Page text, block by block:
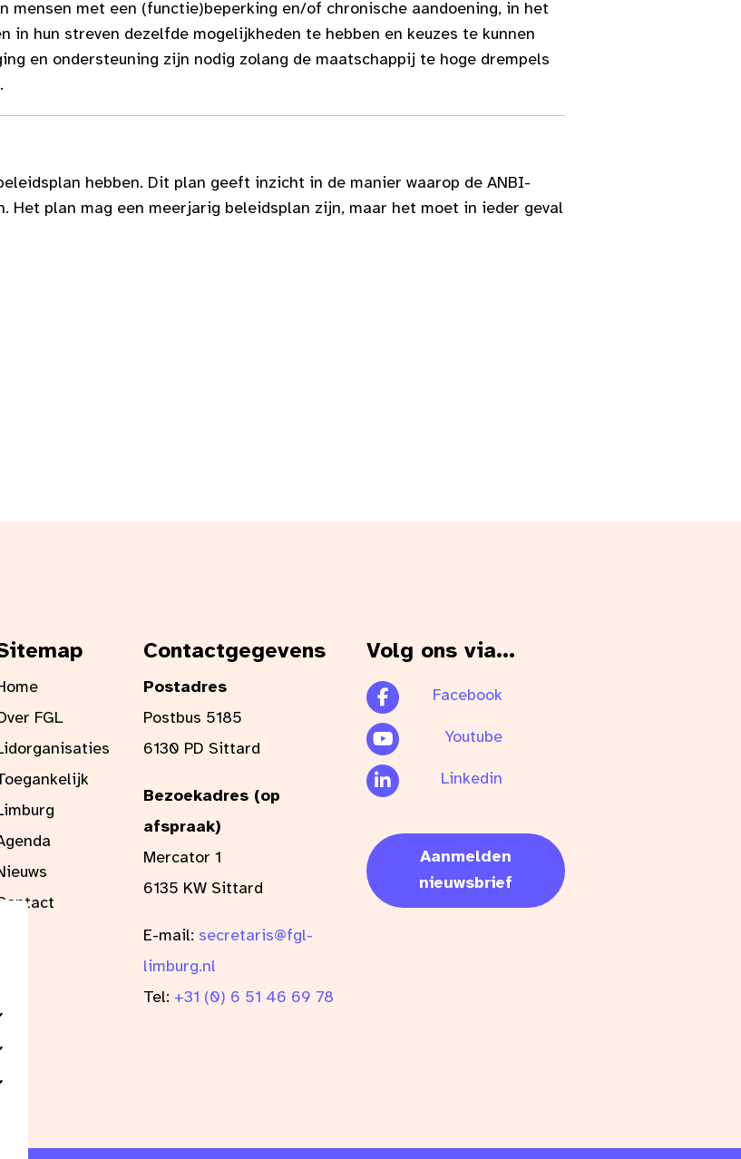
mensen met een (functie)beperking en/of chronische aandoening, in het
in hun streven dezelfde mogelijkheden te hebben en keuzes te kunnen
en ondersteuning zijn nodig zolang de maatschappij te hoge drempels
hebben. Dit plan geeft inzicht in de manier waarop de ANBI-
Het plan mag een meerjarig beleidsplan zijn, maar het moet in ieder geval
FGL
Contactgegevens
Postadres
Postbus 5185
6130 PD Sittard
Bezoekadres (op
afspraak)
Mercator 1
6135 KW Sittard
E-mail: secretaris@fgl-
limburg.nl
Tel: +31 (0) 6 51 46 69 78
Volg ons via...
Facebook
Youtube
Linkedin
Aanmelden
nieuwsbrief